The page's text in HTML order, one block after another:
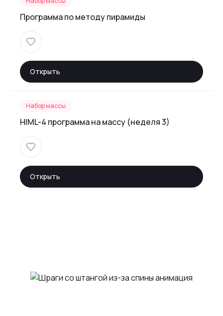
Программа по методу пирамиды
Открыть
Набор массы
HIML-4 программа на массу (неделя 3)
Открыть